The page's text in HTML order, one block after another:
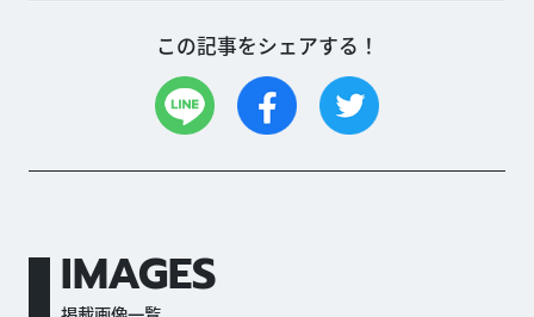
この記事をシェアする！
IMAGES